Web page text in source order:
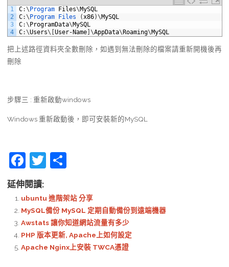
1
2
3
4
C:\ Program Files\MySQL
C:\ Program Files (x86)\MySQL
C:\ ProgramData\MySQL
C:\Users\ User- Name] \AppData\ Roaming\MySQL
把上述路徑資料夾全數刪除，如遇到無法刪除的檔案請重新開機後再
刪除
步驟三 : 重新啟動windows
Windows 重新啟動後，即可安裝新的MySQL
F
a
c
e
b
o
T
itt
er
S
ar
e
延伸閱讀:
ubuntu 進階架站 分享
MySQL備份 MySQL 定期自動備份到遠端機器
Awstats 讓你知道網站流量有多少
PHP 版本更新, Apache上如何設定
Apache Nginx上安裝 TWCA憑證